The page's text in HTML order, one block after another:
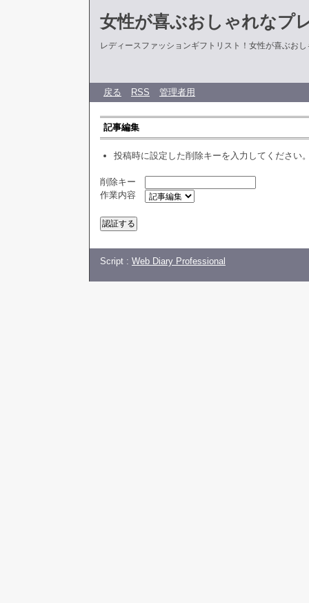
女性が喜ぶおしゃれなプ
レディースファッションギフトリスト！女性が喜ぶお
戻る RSS 管理者用
記事編集
投稿時に設定した削除キーを入力してください
削除キー
作業内容
Script : Web Diary Professional